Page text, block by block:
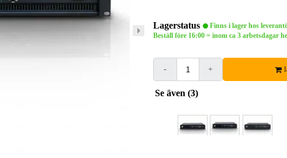
Lagerstatus
Finns i lager hos
Beställ före 16:00 = inom ca 3 arbetsdagar
- +
Se även (3)